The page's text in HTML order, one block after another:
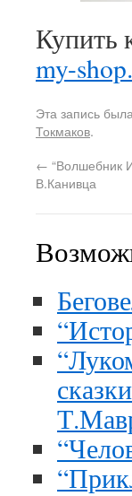
Купить
my-
Эта запись
Токмаков.
← “Волшебник
В.Канивца